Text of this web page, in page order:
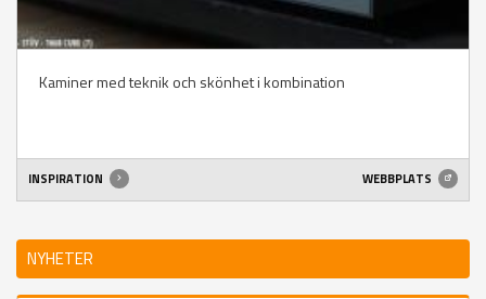
Kaminer med teknik och skönhet i kombination
INSPIRATION WEBBPLATS
NYHETER